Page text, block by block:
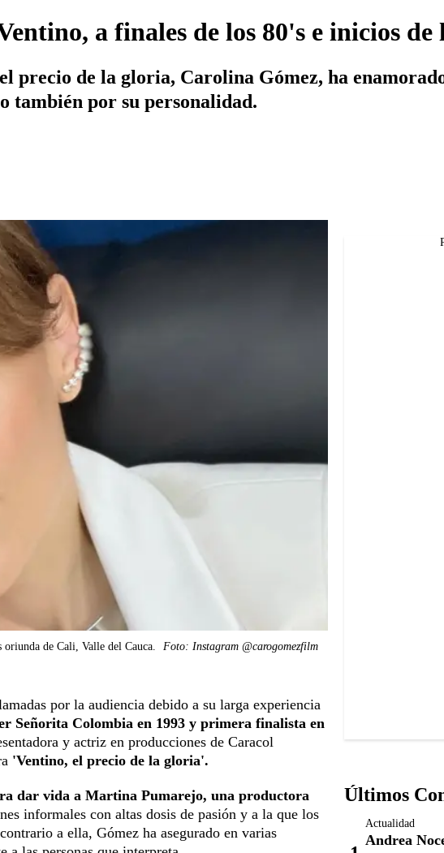
a finales de los 80's e inicios de
de la gloria, Carolina Gómez, ha
también por su personalidad.
de Cali, Valle del Cauca. Foto: Instagram @carogomezfilm
por la audiencia debido a su larga experiencia
Señorita Colombia en 1993 y primera finalista en
y actriz en producciones de Caracol
'Ventino, el precio de la gloria'.
dar vida a Martina Pumarejo, una productora
informales con altas dosis de pasión y a la que los
a ella, Gómez ha asegurado en varias
Últimos
Actualidad
Andrea